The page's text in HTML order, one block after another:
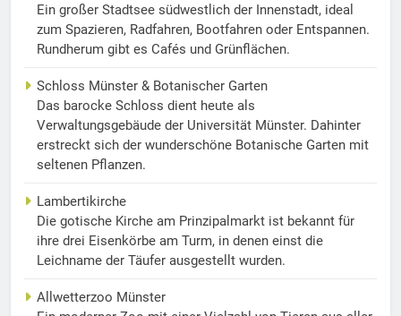
Ein großer Stadtsee südwestlich der Innenstadt, ideal
zum Spazieren, Radfahren, Bootfahren oder Entspannen.
Rundherum gibt es Cafés und Grünflächen.
Schloss Münster & Botanischer Garten
Das barocke Schloss dient heute als
Verwaltungsgebäude der Universität Münster. Dahinter
erstreckt sich der wunderschöne Botanische Garten mit
seltenen Pflanzen.
Lambertikirche
Die gotische Kirche am Prinzipalmarkt ist bekannt für
ihre drei Eisenkörbe am Turm, in denen einst die
Leichname der Täufer ausgestellt wurden.
Allwetterzoo Münster